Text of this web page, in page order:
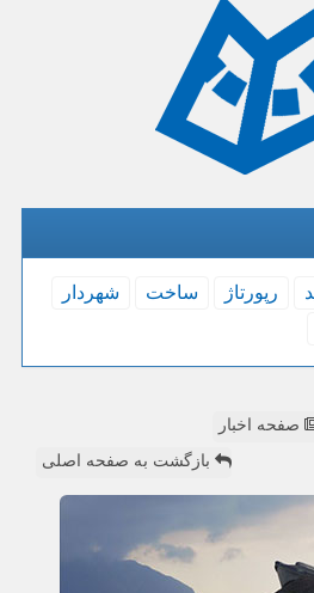
رپورتاژ ساخت
شهردار
صفحه اخبار
بازگشت به صفحه اصلی